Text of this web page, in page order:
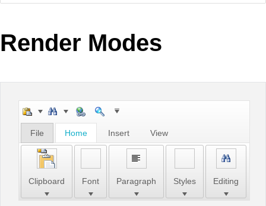
Your Account
Request Trial
MetroTouch
Office2007
Office2010Black
WebBlue
Render Modes
File Home Insert View
Clipboard Font Paragraph Styles Editing